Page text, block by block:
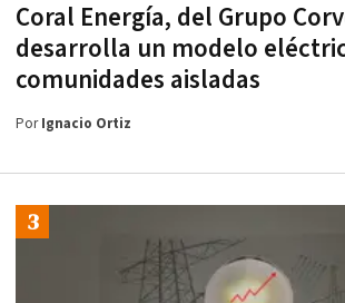
Coral Energía, del Grupo
desarrolla un modelo
comunidades aisladas
PorIgnacio Ortiz